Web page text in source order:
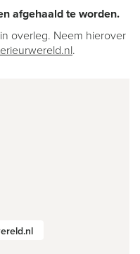
afgehaald te worden.
overleg. Neem hierover
.